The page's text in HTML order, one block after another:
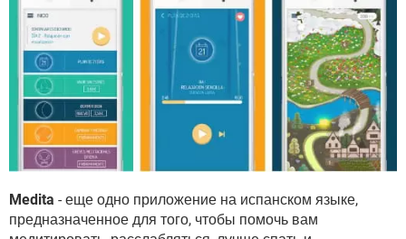
Medita - еще одно приложение на испанском языке,
предназначенное для того, чтобы помочь вам